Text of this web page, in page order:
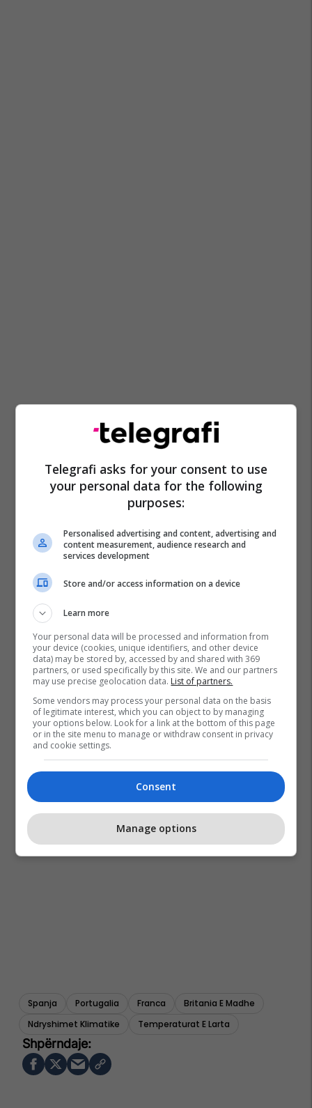
Spanja Portugalia Franca
Britania E Madhe
Ndryshimet Klimatike
Temperaturat E Larta
Telegrafi asks for your consent to use
your personal data for the following
purposes:
Personalised advertising and content, advertising and
content measurement, audience research and
services development
Store and/or access information on a device
Learn more
Your personal data will be processed and information from
your device (cookies, unique identifiers, and other device
data) may be stored by, accessed by and shared with 369
partners, or used specifically by this site. We and our partners
may use precise geolocation data. List of partners.
Some vendors may process your personal data on the basis
of legitimate interest, which you can object to by managing
your options below. Look for a link at the bottom of this page
or in the site menu to manage or withdraw consent in privacy
and cookie settings.
Consent
Manage options